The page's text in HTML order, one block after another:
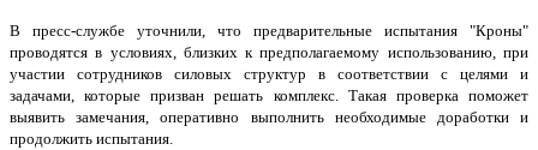
В пресс-службе уточнили, что предварительные испытания "Кроны"
проводятся в условиях, близких к предполагаемому использованию, при
участии сотрудников силовых структур в соответствии с целями и
задачами, которые призван решать комплекс. Такая проверка поможет
выявить замечания, оперативно выполнить необходимые доработки и
продолжить испытания.